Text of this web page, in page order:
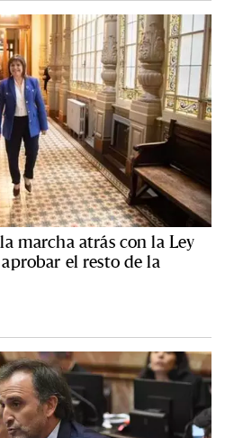
marcha atrás con la Ley
el resto de la